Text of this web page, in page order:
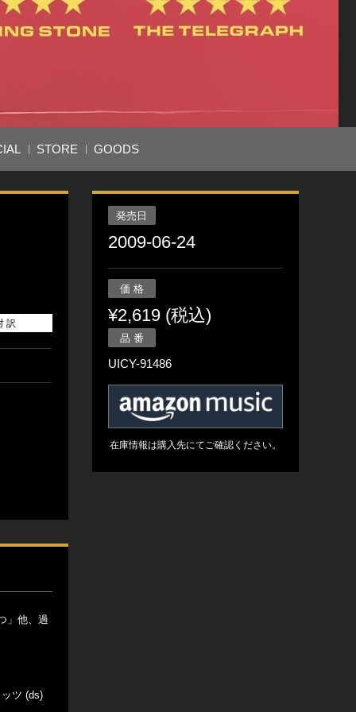
STORE GOODS
訳
」他、過
ツ (ds)
発売日
2009-06-24
価 格
¥2,619 (税込)
品 番
UICY-91486
在庫情報は購入先にてご確認ください。